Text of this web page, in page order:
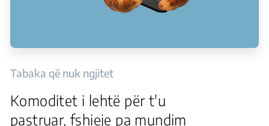
Tabaka që nuk ngjitet
Komoditet i lehtë për t'u
pastruar, fshieje pa mundim